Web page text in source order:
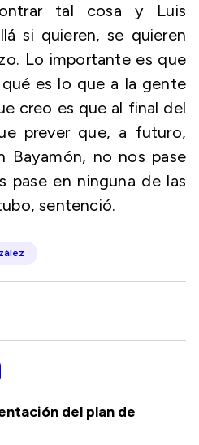
tal cosa y Luis
si quieren, se quieren
Lo importante es que
es lo que a la gente
creo es que al final del
prever que, a futuro,
Bayamón, no nos pase
pase en ninguna de las
sentenció.
del plan de